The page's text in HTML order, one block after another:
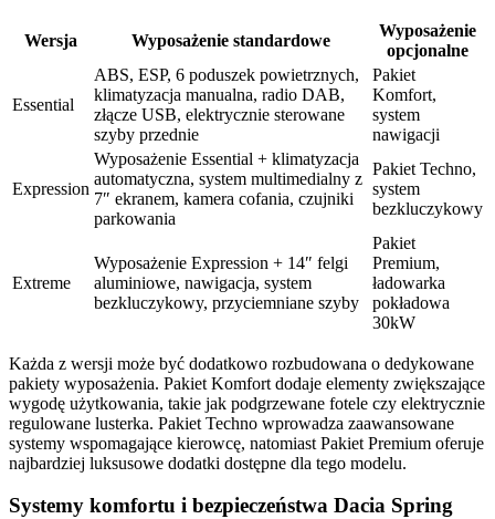
Wersja Wyposażenie standardowe
Wyposażenie
opcjonalne
Essential
ABS, ESP, 6 poduszek powietrznych,
klimatyzacja manualna, radio DAB,
złącze USB, elektrycznie sterowane
szyby przednie
Pakiet
Komfort,
system
nawigacji
Expression
Wyposażenie Essential + klimatyzacja
automatyczna, system multimedialny z
7″ ekranem, kamera cofania, czujniki
parkowania
Pakiet Techno,
system
bezkluczykowy
Extreme
Wyposażenie Expression + 14″ felgi
aluminiowe, nawigacja, system
bezkluczykowy, przyciemniane szyby
Pakiet
Premium,
ładowarka
pokładowa
30kW
Każda z wersji może być dodatkowo rozbudowana o dedykowane
pakiety wyposażenia. Pakiet Komfort dodaje elementy zwiększające
wygodę użytkowania, takie jak podgrzewane fotele czy elektrycznie
regulowane lusterka. Pakiet Techno wprowadza zaawansowane
systemy wspomagające kierowcę, natomiast Pakiet Premium oferuje
najbardziej luksusowe dodatki dostępne dla tego modelu.
Systemy komfortu i bezpieczeństwa Dacia Spring